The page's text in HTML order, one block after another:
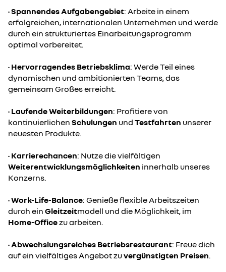
•Spannendes Aufgabengebiet: Arbeite in einem
erfolgreichen, internationalen Unternehmen und werde
durch ein strukturiertes Einarbeitungsprogramm
optimal vorbereitet.
• Hervorragendes Betriebsklima: Werde Teil eines
dynamischen und ambitionierten Teams, das
gemeinsam Großes erreicht.
• Laufende Weiterbildungen: Profitiere von
kontinuierlichen Schulungen und Testfahrten unserer
neuesten Produkte.
• Karrierechancen: Nutze die vielfältigen
Weiterentwicklungsmöglichkeiten innerhalb unseres
Konzerns.
•Work-Life-Balance: Genieße flexible Arbeitszeiten
durch ein Gleitzeitmodell und die Möglichkeit, im
Home-Officezu arbeiten.
•Abwechslungsreiches Betriebsrestaurant: Freue dich
auf ein vielfältiges Angebot zuvergünstigten Preisen.